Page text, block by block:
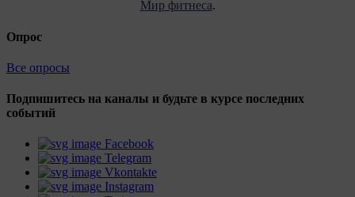
Мир фитнеса.
Опрос
Все опросы
Подпишитесь на каналы и будьте в курсе последних
событий
Facebook
Telegram
Vkontakte
Instagram